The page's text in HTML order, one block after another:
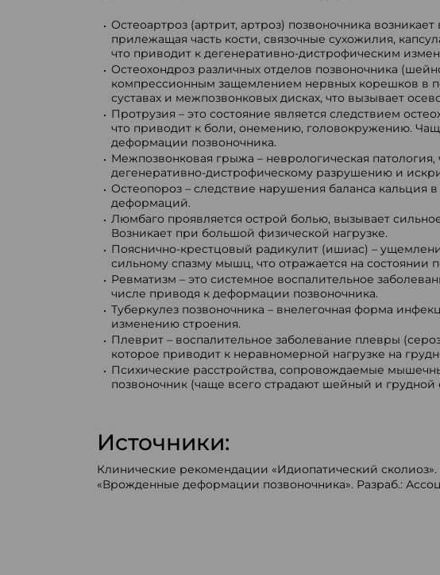
Остеоартроз (артрит, артроз) позвоночника
прилежащая часть кости, связочные сухожилия,
что приводит к дегенеративно-дистрофическим
Остеохондроз различных отделов позвоночника
компрессионным защемлением нервных корешков в
суставах и межпозвонковых дисках, что вызывает
Протрузия – это состояние является следствием
что приводит к боли, онемению, головокружению.
деформации позвоночника.
Межпозвонковая грыжа – неврологическая
дегенеративно-дистрофическому разрушению и
Остеопороз – следствие нарушения баланса кальция
деформаций.
Люмбаго проявляется острой болью, вызывает
Возникает при большой физической нагрузке.
Пояснично-крестцовый радикулит (ишиас) –
сильному спазму мышц, что отражается на состоянии
Ревматизм – это системное воспалительное
числе приводя к деформации позвоночника.
Туберкулез позвоночника – внелегочная форма
изменению строения.
Плеврит – воспалительное заболевание плевры
которое приводит к неравномерной нагрузке на
Психические расстройства, сопровождаемые
позвоночник (чаще всего страдают шейный и грудной
Источники:
Клинические рекомендации «Идиопатический
«Врожденные деформации позвоночника». Разраб.: